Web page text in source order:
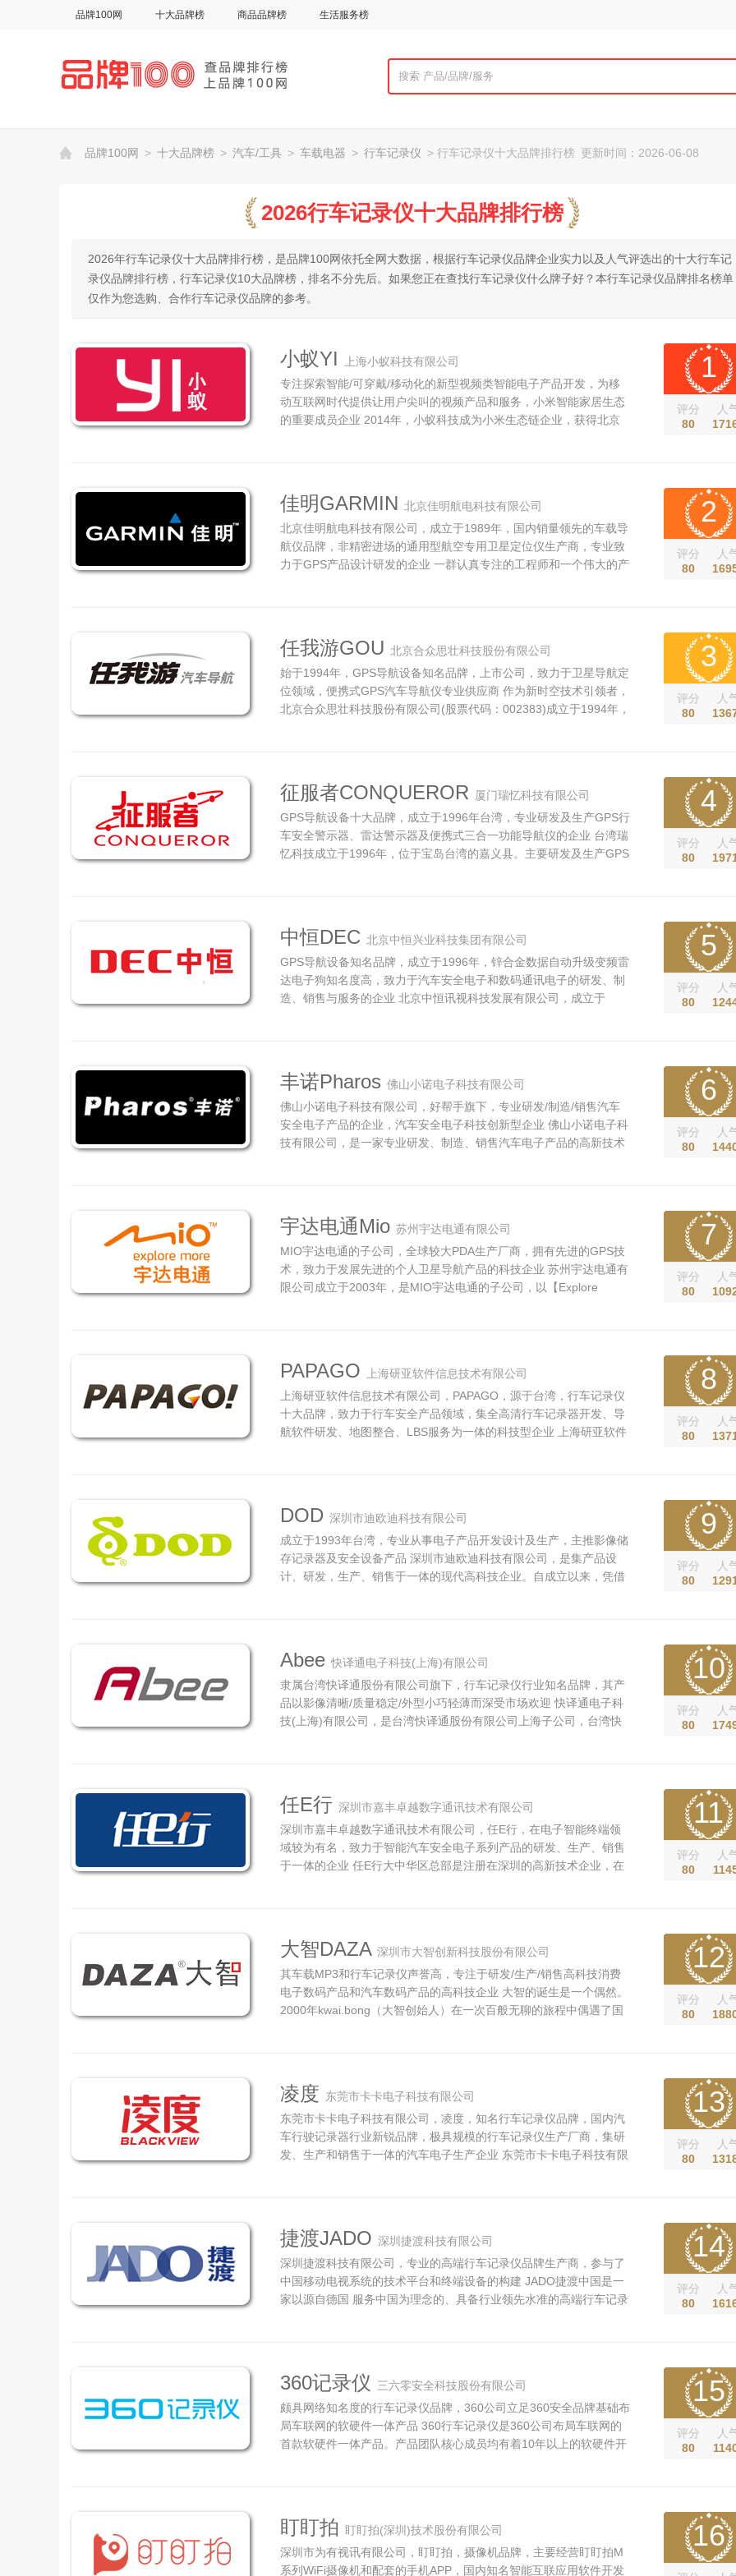
品牌100网 十大品牌榜 商品品牌榜 生活服务榜
品牌100网 > 十大品牌榜 > 汽车/工具 > 车载电器 > 行车记录仪 > 行车记录仪十大品牌排行榜 更新时间：2026-06-08
2026行车记录仪十大品牌排行榜
2026年行车记录仪十大品牌排行榜，是品牌100网依托全网大数据，根据行车记录仪品牌企业实力以及人气评选出的十大行车记
录仪品牌排行榜，行车记录仪10大品牌榜，排名不分先后。如果您正在查找行车记录仪什么牌子好？本行车记录仪品牌排名榜单
仅作为您选购、合作行车记录仪品牌的参考。
小蚁YI
上海小蚁科技有限公司
专注探索智能/可穿戴/移动化的新型视频类智能电子产品开发，为移
动互联网时代提供让用户尖叫的视频产品和服务，小米智能家居生态
的重要成员企业 2014年，小蚁科技成为小米生态链企业，获得北京
1
评分
80
人
佳明GARMIN 北京佳明航电科技有限公司
北京佳明航电科技有限公司，成立于1989年，国内销量领先的车载导
航仪品牌，非精密进场的通用型航空专用卫星定位仪生产商，专业致
力于GPS产品设计研发的企业 一群认真专注的工程师和一个伟大的产
2
评分
80
人
任我游GOU 北京合众思壮科技股份有限公司
始于1994年，GPS导航设备知名品牌，上市公司，致力于卫星导航定
位领域，便携式GPS汽车导航仪专业供应商 作为新时空技术引领者，
北京合众思壮科技股份有限公司(股票代码：002383)成立于1994年，
3
评分
80
人
征服者CONQUEROR 厦门瑞忆科技有限公司
GPS导航设备十大品牌，成立于1996年台湾，专业研发及生产GPS行
车安全警示器、雷达警示器及便携式三合一功能导航仪的企业 台湾瑞
忆科技成立于1996年，位于宝岛台湾的嘉义县。主要研发及生产GPS
4
评分
80
人
中恒DEC 北京中恒兴业科技集团有限公司
GPS导航设备知名品牌，成立于1996年，锌合金数据自动升级变频雷
达电子狗知名度高，致力于汽车安全电子和数码通讯电子的研发、制
造、销售与服务的企业 北京中恒讯视科技发展有限公司，成立于
5
评分
80
人
丰诺Pharos 佛山小诺电子科技有限公司
佛山小诺电子科技有限公司，好帮手旗下，专业研发/制造/销售汽车
安全电子产品的企业，汽车安全电子科技创新型企业 佛山小诺电子科
技有限公司，是一家专业研发、制造、销售汽车电子产品的高新技术
6
评分
80
人
宇达电通Mio 苏州宇达电通有限公司
MIO宇达电通的子公司，全球较大PDA生产厂商，拥有先进的GPS技
术，致力于发展先进的个人卫星导航产品的科技企业 苏州宇达电通有
限公司成立于2003年，是MIO宇达电通的子公司，以【Explore
7
评分
80
人
PAPAGO 上海研亚软件信息技术有限公司
上海研亚软件信息技术有限公司，PAPAGO，源于台湾，行车记录仪
十大品牌，致力于行车安全产品领域，集全高清行车记录器开发、导
航软件研发、地图整合、LBS服务为一体的科技型企业 上海研亚软件
8
评分
80
人
DOD 深圳市迪欧迪科技有限公司
成立于1993年台湾，专业从事电子产品开发设计及生产，主推影像储
存记录器及安全设备产品 深圳市迪欧迪科技有限公司，是集产品设
计、研发，生产、销售于一体的现代高科技企业。自成立以来，凭借
9
评分
80
人
Abee 快译通电子科技(上海)有限公司
隶属台湾快译通股份有限公司旗下，行车记录仪行业知名品牌，其产
品以影像清晰/质量稳定/外型小巧轻薄而深受市场欢迎 快译通电子科
技(上海)有限公司，是台湾快译通股份有限公司上海子公司，台湾快
10
评分
80
人
任E行 深圳市嘉丰卓越数字通讯技术有限公司
深圳市嘉丰卓越数字通讯技术有限公司，任E行，在电子智能终端领
域较为有名，致力于智能汽车安全电子系列产品的研发、生产、销售
于一体的企业 任E行大中华区总部是注册在深圳的高新技术企业，在
11
评分
80
人
大智DAZA 深圳市大智创新科技股份有限公司
其车载MP3和行车记录仪声誉高，专注于研发/生产/销售高科技消费
电子数码产品和汽车数码产品的高科技企业 大智的诞生是一个偶然。
2000年kwai.bong（大智创始人）在一次百般无聊的旅程中偶遇了国
的艺...
12
评分
80
人
凌度 东莞市卡卡电子科技有限公司
东莞市卡卡电子科技有限公司，凌度，知名行车记录仪品牌，国内汽
车行驶记录器行业新锐品牌，极具规模的行车记录仪生产厂商，集研
发、生产和销售于一体的汽车电子生产企业 东莞市卡卡电子科技有限
13
评分
80
人
捷渡JADO 深圳捷渡科技有限公司
深圳捷渡科技有限公司，专业的高端行车记录仪品牌生产商，参与了
中国移动电视系统的技术平台和终端设备的构建 JADO捷渡中国是一
家以源自德国 服务中国为理念的、具备行业领先水准的高端行车记录
14
评分
80
人
360记录仪
三六零安全科技股份有限公司
颇具网络知名度的行车记录仪品牌，360公司立足360安全品牌基础布
局车联网的软硬件一体产品 360行车记录仪是360公司布局车联网的
首款软硬件一体产品。产品团队核心成员均有着10年以上的软硬件开
15
评分
80
人
盯盯拍
盯盯拍(深圳)技术股份有限公司
深圳市为有视讯有限公司，盯盯拍，摄像机品牌，主要经营盯盯拍M
系列WiFi摄像机和配套的手机APP，国内知名智能互联应用软件开发
16